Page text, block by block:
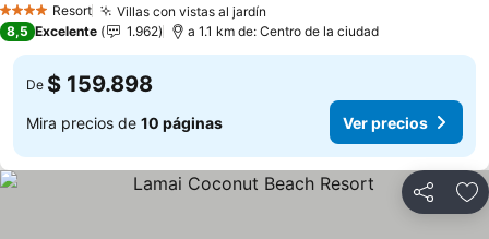
4 EstrellasResort Villas con vistas al jardín
8,5 Excelente 1.962 a 1.1 km de: Centro de la ciudad
De $ 159.898
Mira precios de 10 páginas Ver precios
Compartir